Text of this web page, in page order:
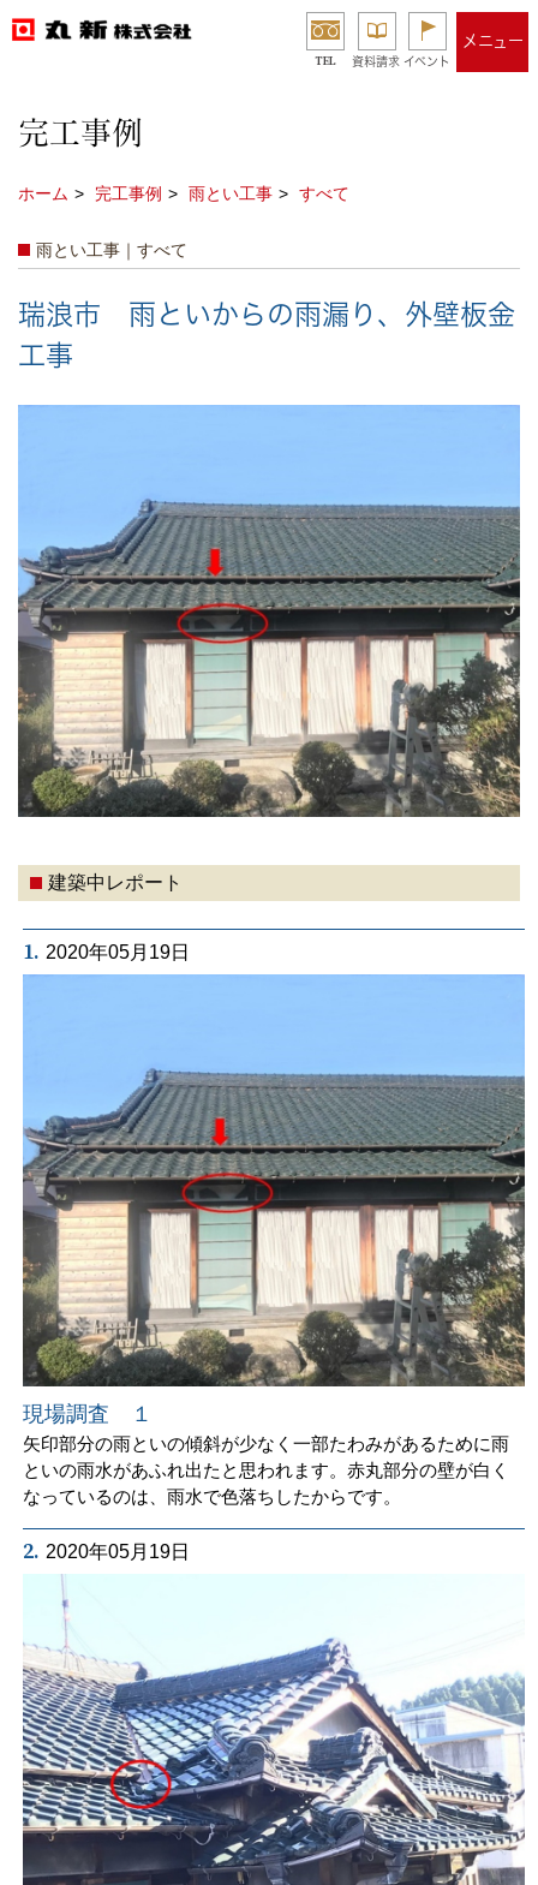
TEL 資料請求 イベント
メニュー
完工事例
ホーム 完工事例 雨とい工事 すべて
雨とい工事｜すべて
瑞浪市 雨といからの雨漏り、外壁板金
工事
建築中レポート
1. 2020年05月19日
現場調査 １
矢印部分の雨といの傾斜が少なく一部たわみがあるために雨
といの雨水があふれ出たと思われます。赤丸部分の壁が白く
なっているのは、雨水で色落ちしたからです。
2. 2020年05月19日